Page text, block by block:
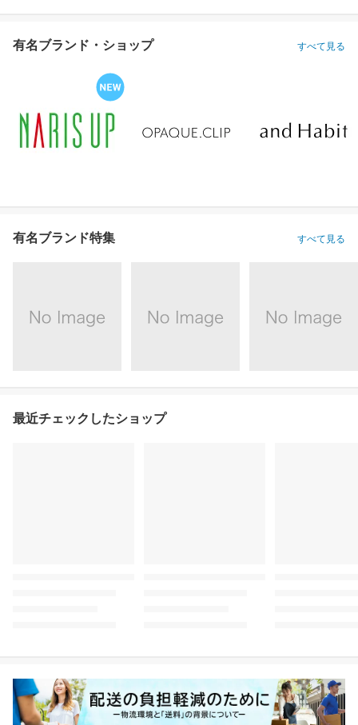
有名ブランド・ショップ すべて見る
有名ブランド特集 すべて見る
最近チェックしたショップ